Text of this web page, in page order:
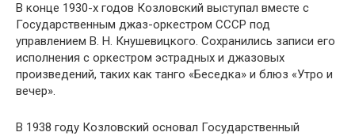
В конце 1930-х годов Козловский выступал вместе с
Государственным джаз-оркестром СССР под
управлением В. Н. Кнушевицкого. Сохранились записи его
исполнения с оркестром эстрадных и джазовых
произведений, таких как танго «Беседка» и блюз «Утро и
вечер».
В 1938 году Козловский основал Государственный